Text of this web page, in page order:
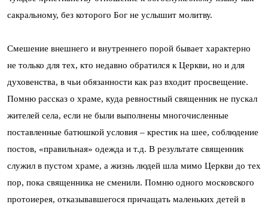
сакральному, без которого Бог не услышит молитву.
Смешение внешнего и внутреннего порой бывает характерно
не только для тех, кто недавно обратился к Церкви, но и для
духовенства, в чьи обязанности как раз входит просвещение.
Помню рассказ о храме, куда ревностный священник не пускал
жителей села, если не были выполнены многочисленные
поставленные батюшкой условия – крестик на шее, соблюдение
постов, «правильная» одежда и т.д. В результате священник
служил в пустом храме, а жизнь людей шла мимо Церкви до тех
пор, пока священника не сменили. Помню одного московского
протоиерея, отказывавшегося причащать маленьких детей в